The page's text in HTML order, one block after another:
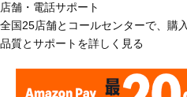
店舗・電話サポート
全国25店舗とコールセンターで、購
品質とサポートを詳しく見る